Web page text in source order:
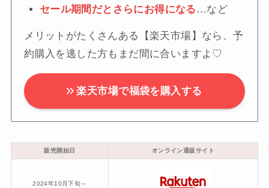
セール期間だとさらにお得になる …など
メリットがたくさんある【楽天市場】なら、予
約購入を逃した方もまだ間に合いますよ♡
楽天市場で福袋を購入する
販売開始日 オンライン通販サイト
2024年10月下旬～